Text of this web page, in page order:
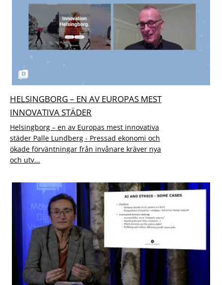
HELSINGBORG – EN AV EUROPAS MEST
INNOVATIVA STÄDER
Helsingborg – en av Europas mest innovativa
städer Palle Lundberg - Pressad ekonomi och
ökade förväntningar från invånare kräver nya
och utv...